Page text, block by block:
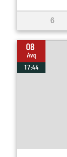
6
08
Avq
17:44